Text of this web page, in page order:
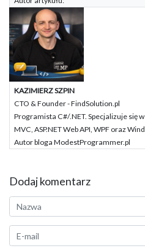
KAZIMIERZ SZPIN
CTO & Founder - FindSolution.pl
Programista C#/.NET. Specjalizuje się w
MVC, ASP.NET Web API, WPF oraz
Autor bloga ModestProgrammer.pl
Dodaj komentarz